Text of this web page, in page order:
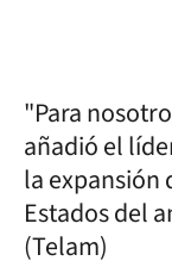
"Para
añadió el
la expansión
Estados del
(Telam)